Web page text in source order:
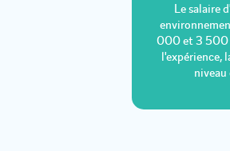
Le salaire
000 et 3 500
l'expérience,